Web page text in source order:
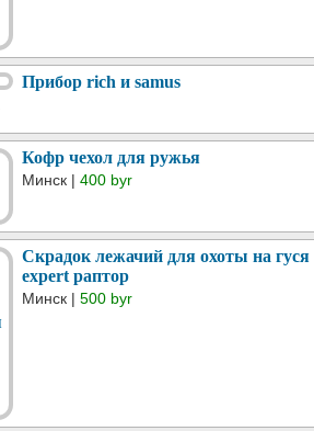
Прибор rich и samus
Кофр чехол для ружья
Минск | 400 byr
Скрадок лежачий для охоты на
expert раптор
Минск | 500 byr